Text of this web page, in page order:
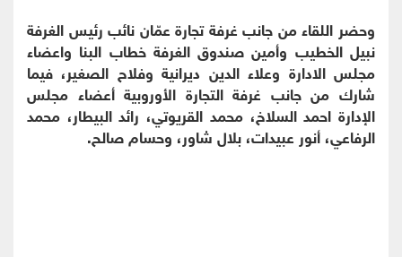
وحضر اللقاء من جانب غرفة تجارة عمّان نائب رئيس الغرفة
نبيل الخطيب وأمين صندوق الغرفة خطاب البنا واعضاء
مجلس الادارة وعلاء الدين ديرانية وفلاح الصغير، فيما
شارك من جانب غرفة التجارة الأوروبية أعضاء مجلس
الإدارة احمد السلاخ، محمد القريوتي، رائد البيطار، محمد
الرفاعي، أنور عبيدات، بلال شاور، وحسام صالح.